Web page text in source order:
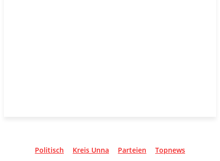
Politisch Kreis Unna Parteien Topnews